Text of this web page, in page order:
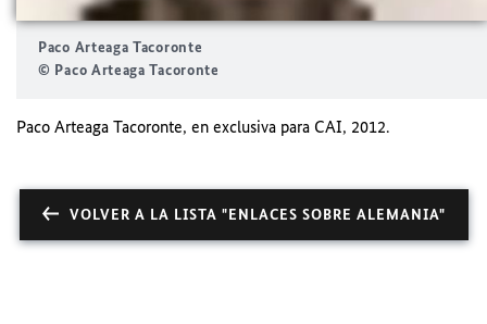
Paco Arteaga Tacoronte
© Paco Arteaga Tacoronte
Paco Arteaga Tacoronte, en exclusiva para CAI, 2012.
VOLVER A LA LISTA "ENLACES SOBRE ALEMANIA"